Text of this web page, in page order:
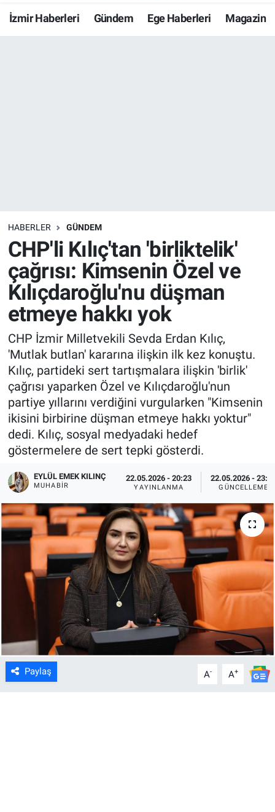
İzmir Haberleri Gündem Ege Haberleri Magazin
HABERLER GÜNDEM
CHP'li Kılıç'tan 'birliktelik'
çağrısı: Kimsenin Özel ve
Kılıçdaroğlu'nu düşman
etmeye hakkı yok
CHP İzmir Milletvekili Sevda Erdan Kılıç,
'Mutlak butlan' kararına ilişkin ilk kez konuştu.
Kılıç, partideki sert tartışmalara ilişkin 'birlik'
çağrısı yaparken Özel ve Kılıçdaroğlu'nun
partiye yıllarını verdiğini vurgularken "Kimsenin
ikisini birbirine düşman etmeye hakkı yoktur"
dedi. Kılıç, sosyal medyadaki hedef
göstermelere de sert tepki gösterdi.
EYLÜL EMEK KILINÇ
MUHABIR
22.05.2026 - 20:23
YAYINLANMA
22.05.2026 -
GÜNCELLEME
Paylaş A- A+
Resmi İlanlar